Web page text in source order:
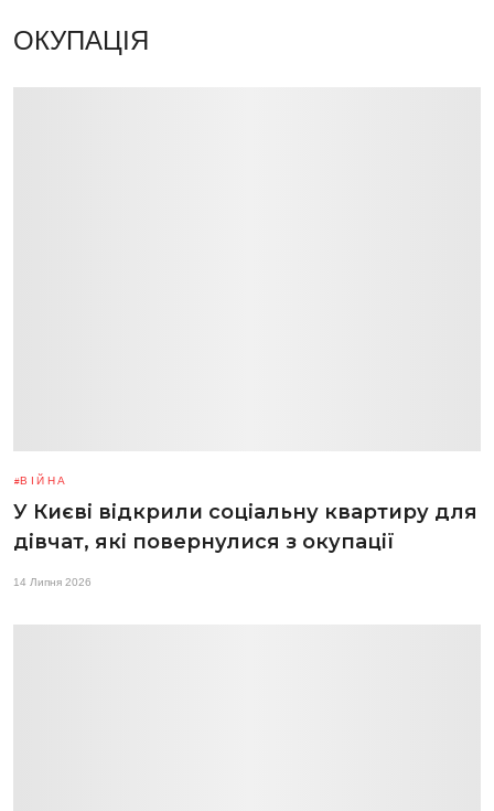
ОКУПАЦІЯ
ВІЙНА
У Києві відкрили соціальну квартиру для
дівчат, які повернулися з окупації
14 Липня 2026